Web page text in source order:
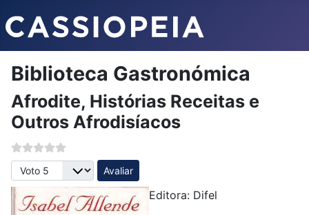
Biblioteca Gastronómica
Afrodite, Histórias Receitas e
Outros Afrodisíacos
Avalie, por favor
Editora: Difel